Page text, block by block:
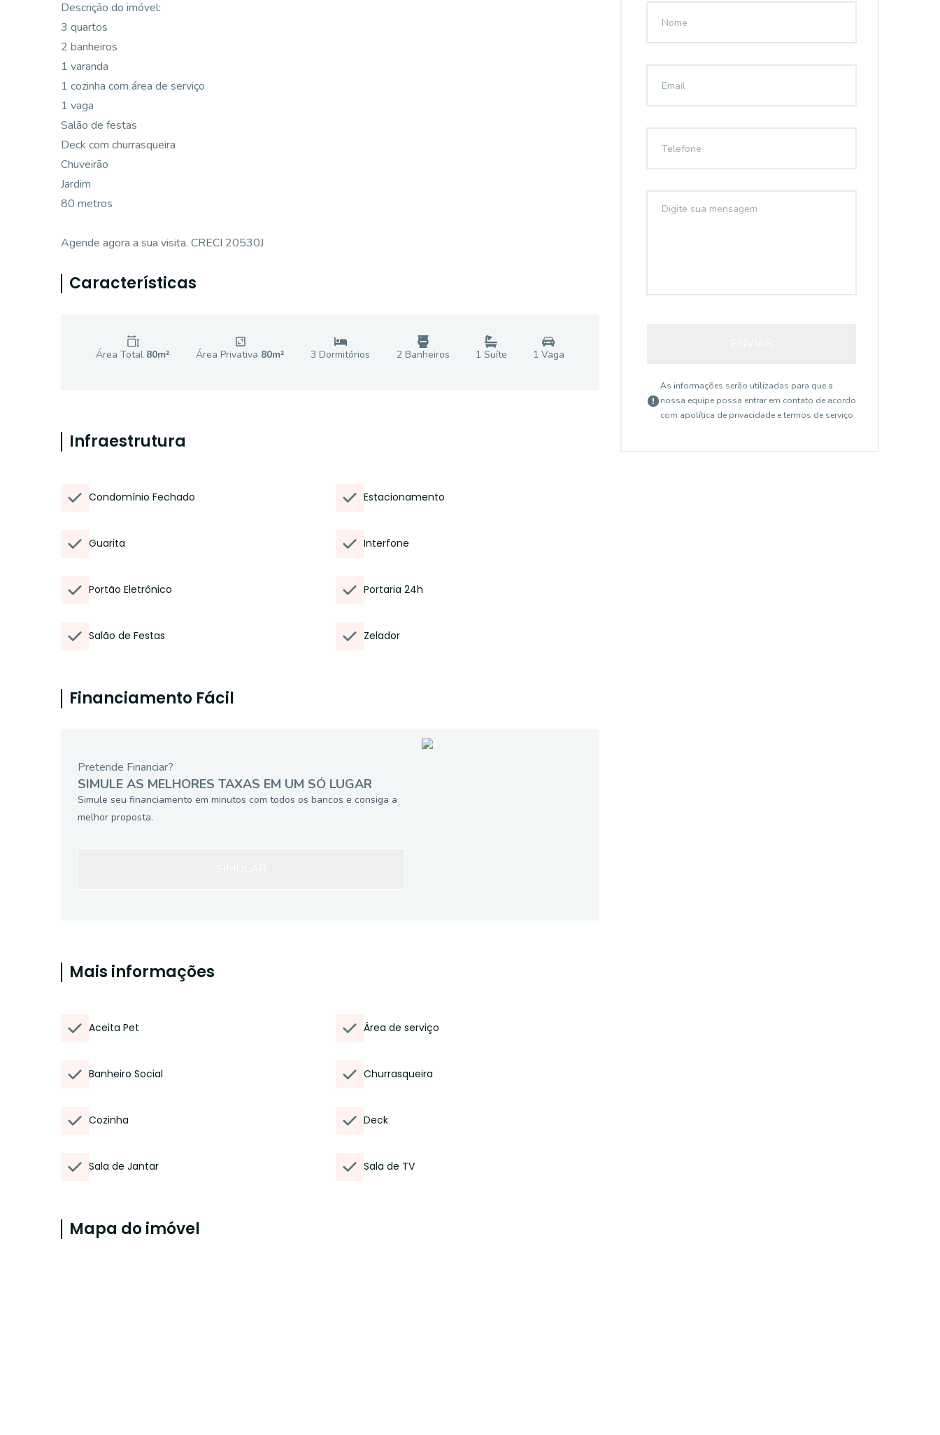
Descrição do imóvel:
3 quartos
2 banheiros
1 varanda
1 cozinha com área de serviço
1 vaga
Salão de festas
Deck com churrasqueira
Chuveirão
Jardim
80 metros
Agende agora a sua visita. CRECI 20530J
Características
Área Total 80m² Área Privativa 80m² 3 Dormitórios 2Banheiros 1 Suíte 1 Vaga
Infraestrutura
Condomínio Fechado Estacionamento
Guarita Interfone
Portão Eletrônico Portaria 24h
Salão de Festas Zelador
Financiamento Fácil
Pretende Financiar?
SIMULE AS MELHORES TAXAS EM UM SÓ LUGAR
Simule seu financiamento em minutos com todos os bancos e consiga a
melhor proposta.
Mais informações
Aceita Pet Área de serviço
Banheiro Social Churrasqueira
Cozinha Deck
Sala de Jantar Sala de TV
Mapa do imóvel
As informações serão utilizadas para que a
nossa equipe possa entrar em contato de acordo
com apolítica de privacidade e termos de serviço